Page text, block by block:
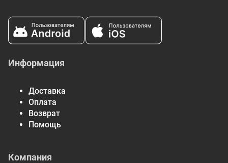
Информация
Доставка
Оплата
Возврат
Помощь
Компания